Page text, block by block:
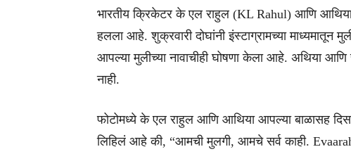
भारतीय क्रिकेटर के एल राहुल (KL Rahul) आणि आथिया
हलला आहे. शुक्रवारी दोघांनी इंस्टाग्रामच्या माध्यमातून
आपल्या मुलीच्या नावाचीही घोषणा केला आहे. अथिया
नाही.
फोटोमध्ये के एल राहुल आणि आथिया आपल्या बाळासह
लिहिलं आहे की, “आमची मुलगी, आमचे सर्व काही.